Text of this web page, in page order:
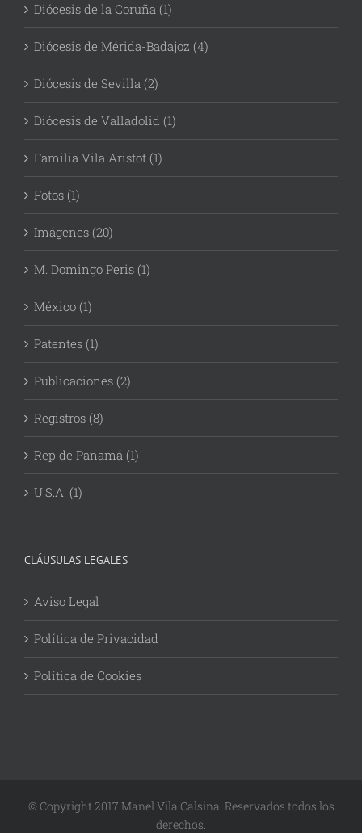
Diócesis de la Coruña (1)
Diócesis de Mérida-Badajoz (4)
Diócesis de Sevilla (2)
Diócesis de Valladolid (1)
Familia Vila Aristot (1)
Fotos (1)
Imágenes (20)
M. Domingo Peris (1)
México (1)
Patentes (1)
Publicaciones (2)
Registros (8)
Rep de Panamá (1)
U.S.A. (1)
CLÁUSULAS LEGALES
Aviso Legal
Política de Privacidad
Política de Cookies
© Copyright 2017 Manel Vila Calsina. Reservados todos los
derechos.